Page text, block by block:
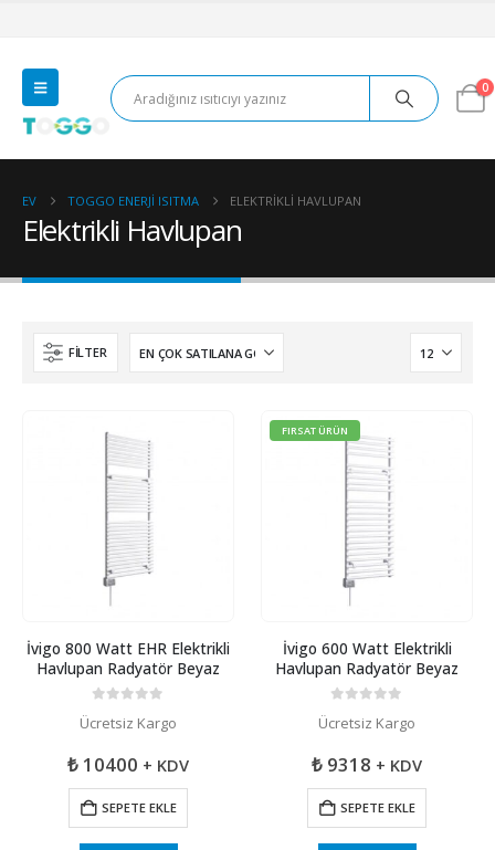
0
EV TOGGO ENERJI ISITMA ELEKTRIKLI HAVLUPAN
Elektrikli Havlupan
FILTER
İvigo 800 Watt EHR Elektrikli
Havlupan Radyatör Beyaz
Ücretsiz Kargo
₺ 10400 + KDV
SEPETE EKLE
FIRSAT ÜRÜN
İvigo 600 Watt Elektrikli
Havlupan Radyatör Beyaz
Ücretsiz Kargo
₺ 9318 + KDV
SEPETE EKLE